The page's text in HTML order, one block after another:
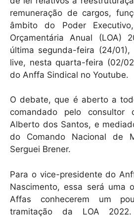
remuneração de cargos,
âmbito do Poder
Orçamentária Anual (LOA)
última segunda-feira (24/
live, nesta quarta-feira (02/
do Anffa Sindical no Youtube.
O debate, que é aberto a
comandado pelo consultor
Alberto dos Santos, e
do Comando Nacional de
Serguei Brener.
Para o vice-presidente do
Nascimento, essa será uma
Affas conhecerem um
tramitação da LOA 2022.